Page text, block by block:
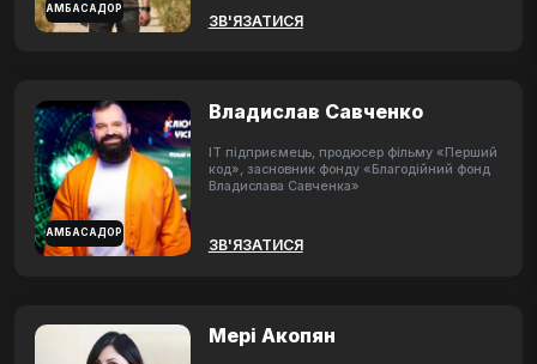
АМБАСАДОР
ЗВ'ЯЗАТИСЯ
АМБАСАДОР
Владислав Савченко
ІТ підприємець, продюсер фільму «Перший
код», засновник фонду «Благодійний фонд
Владислава Савченка»
ЗВ'ЯЗАТИСЯ
Мері Акопян